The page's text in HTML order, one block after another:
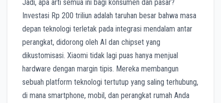
Jadi, apa arti semua ini bagi konsumen dan pasar?
Investasi Rp 200 triliun adalah taruhan besar bahwa masa
depan teknologi terletak pada integrasi mendalam antar
perangkat, didorong oleh AI dan chipset yang
dikustomisasi. Xiaomi tidak lagi puas hanya menjual
hardware dengan margin tipis. Mereka membangun
sebuah platform teknologi tertutup yang saling terhubung,
di mana smartphone, mobil, dan perangkat rumah Anda